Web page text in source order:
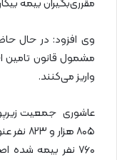
مقرری‌بگیران بیمه
مشمول قانون تامین
واریز می‌کنند.
عاشوری جمعیت